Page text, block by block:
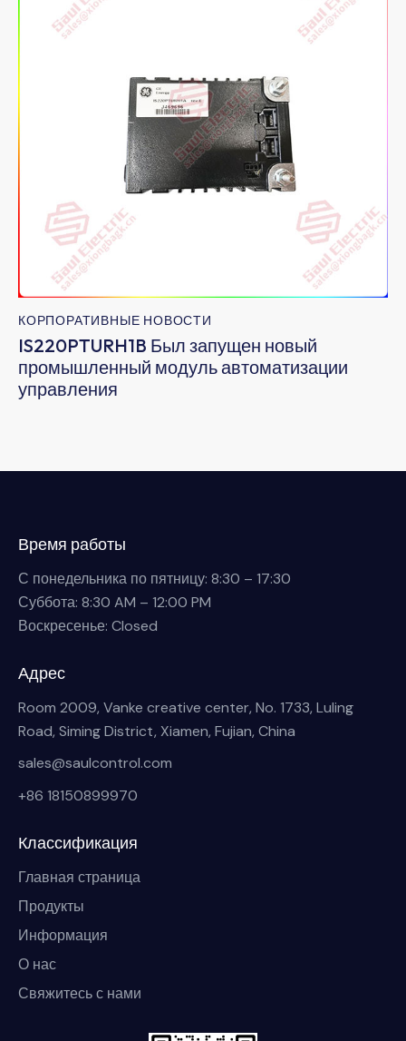
КОРПОРАТИВНЫЕ НОВОСТИ
IS220PTURH1B Был запущен новый
промышленный модуль автоматизации
управления
Время работы
С понедельника по пятницу: 8:30 – 17:30
Суббота: 8:30 AM – 12:00 PM
Воскресенье: Closed
Адрес
Room 2009, Vanke creative center, No. 1733, Luling
Road, Siming District, Xiamen, Fujian, China
sales@saulcontrol.com
+86 18150899970
Классификация
Главная страница
Продукты
Информация
О нас
Свяжитесь с нами